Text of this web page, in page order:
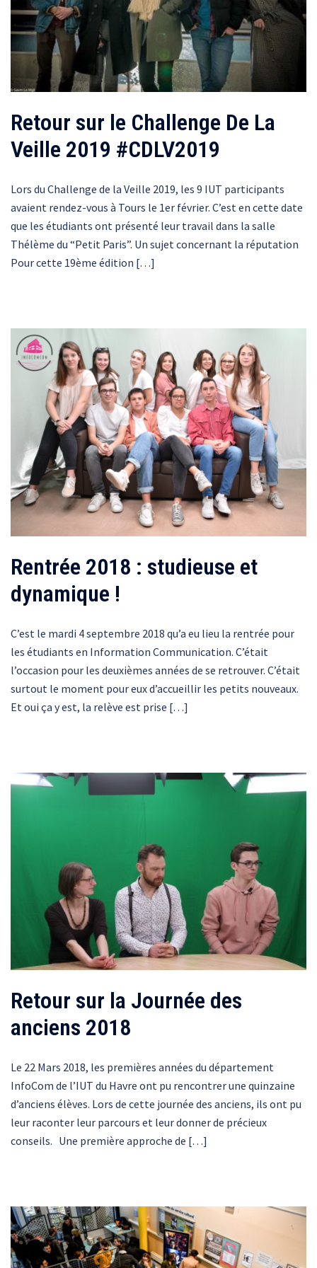
Retour sur le Challenge De La
Veille 2019 #CDLV2019
Lors du Challenge de la Veille 2019, les 9 IUT participants
avaient rendez-vous à Tours le 1er février. C’est en cette date
que les étudiants ont présenté leur travail dans la salle
Thélème du “Petit Paris”. Un sujet concernant la réputation
Pour cette 19ème édition […]
Rentrée 2018 : studieuse et
dynamique !
C’est le mardi 4 septembre 2018 qu’a eu lieu la rentrée pour
les étudiants en Information Communication. C’était
l’occasion pour les deuxièmes années de se retrouver. C’était
surtout le moment pour eux d’accueillir les petits nouveaux.
Et oui ça y est, la relève est prise […]
Retour sur la Journée des
anciens 2018
Le 22 Mars 2018, les premières années du département
InfoCom de l’IUT du Havre ont pu rencontrer une quinzaine
d’anciens élèves. Lors de cette journée des anciens, ils ont pu
leur raconter leur parcours et leur donner de précieux
conseils. Une première approche de […]